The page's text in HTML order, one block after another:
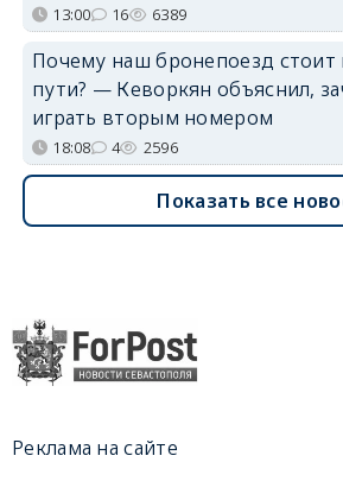
13:00 16 6389
Почему наш бронепоезд стоит
пути? — Кеворкян объяснил,
играть вторым номером
18:08 4 2596
Показать все
Реклама на сайте